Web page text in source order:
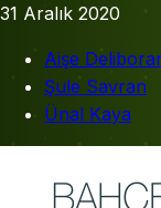
31 Aralık 2020
Aişe
Şule Savran
Ünal Kaya